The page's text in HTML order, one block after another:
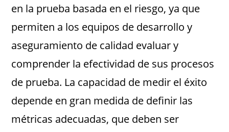
en la prueba basada en el riesgo, ya que
permiten a los equipos de desarrollo y
aseguramiento de calidad evaluar y
comprender la efectividad de sus procesos
de prueba. La capacidad de medir el éxito
depende en gran medida de definir las
métricas adecuadas, que deben ser